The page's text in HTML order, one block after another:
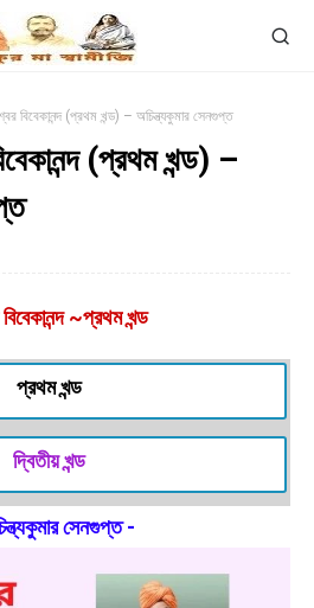
বিবেকানন্দ (প্রথম খন্ড) – অচিন্ত্যকুমার সেনগুপ্ত
(প্রথম খন্ড) –
বিবেকানন্দ ~প্রথম খন্ড
প্রথম খন্ড
দ্বিতীয় খন্ড
সেনগুপ্ত -